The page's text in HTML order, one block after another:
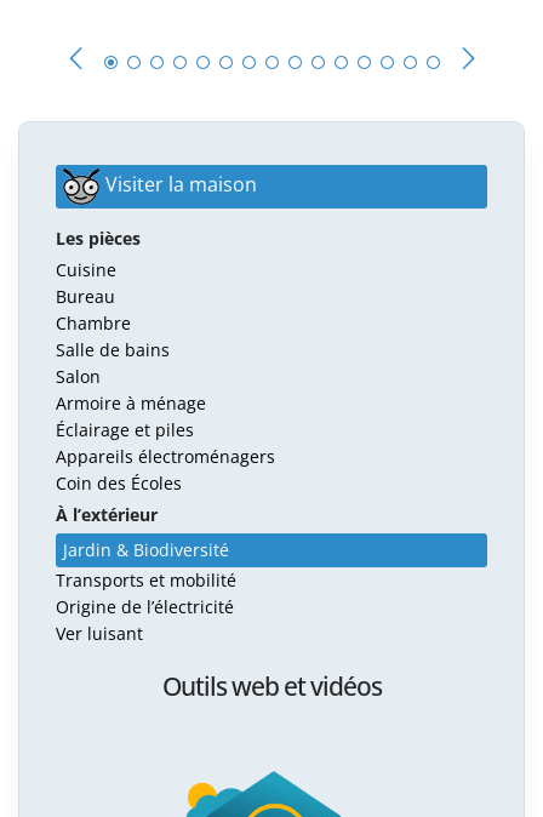
Visiter la maison
Les pièces
Cuisine
Bureau
Chambre
Salle de bains
Salon
Armoire à ménage
Éclairage et piles
Appareils électroménagers
Coin des Écoles
À l’extérieur
Jardin & Biodiversité
Transports et mobilité
Origine de l’électricité
Ver luisant
Outils web et vidéos